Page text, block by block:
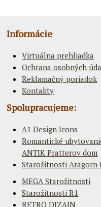
Informácie
Virtuálna prehliadka
Ochrana osobných
Reklamačný poriadok
Kontakty
Spolupracujeme:
A1 Design Icons
Romantické
ANTIK Pratterov dom
Starožitnosti Aragorn
MEGA Starožitnosti
Starožitnosti R1
RETRO DIZAJN